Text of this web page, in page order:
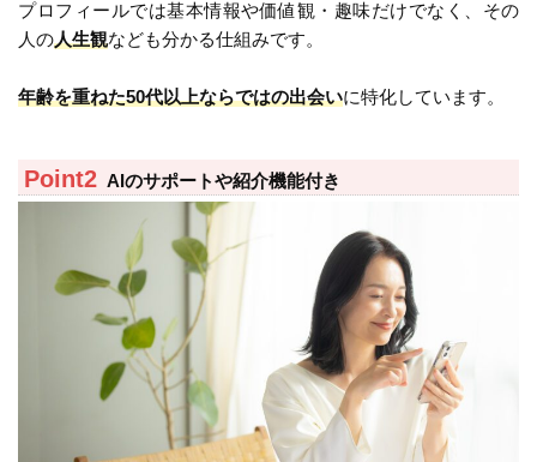
プロフィールでは基本情報や価値観・趣味だけでなく、その
人の人生観なども分かる仕組みです。
年齢を重ねた50代以上ならではの出会いに特化しています。
AIのサポートや紹介機能付き